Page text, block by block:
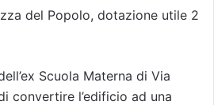
del Popolo, dotazione utile 2
Scuola Materna di Via
convertire l’edificio ad una